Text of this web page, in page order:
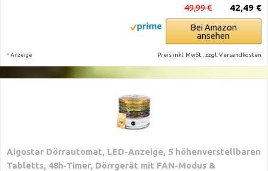
42,49 €
49,99 €
Bei Amazon
ansehen
* Anzeige Preis inkl. MwSt., zzgl. Versandkosten
Aigostar Dörrautomat, LED-Anzeige, 5 höhenverstellbaren
Tabletts, 48h-Timer, Dörrgerät mit FAN-Modus &